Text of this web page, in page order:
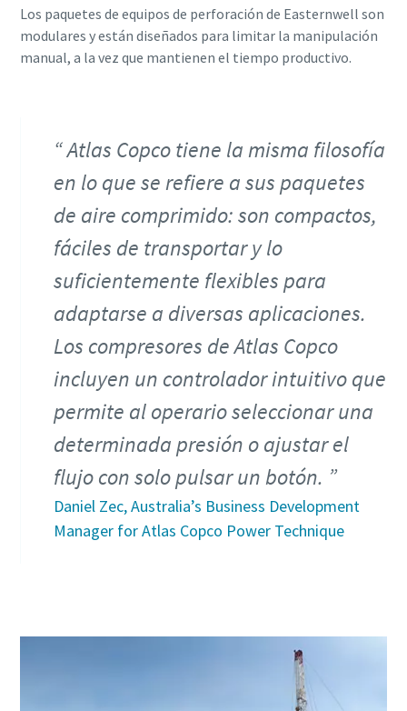
Los paquetes de equipos de perforación de Easternwell son
modulares y están diseñados para limitar la manipulación
manual, a la vez que mantienen el tiempo productivo.
Atlas Copco tiene la misma filosofía
en lo que se refiere a sus paquetes
de aire comprimido: son compactos,
fáciles de transportar y lo
suficientemente flexibles para
adaptarse a diversas aplicaciones.
Los compresores de Atlas Copco
incluyen un controlador intuitivo que
permite al operario seleccionar una
determinada presión o ajustar el
flujo con solo pulsar un botón.
Daniel Zec, Australia’s Business Development
Manager for Atlas Copco Power Technique